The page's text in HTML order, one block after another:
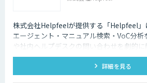
株式会社Helpfeelが提供する「Helpfeel」
エージェント・マニュアル検索・VoC分
や社内ヘルプデスクの問い合わせを劇的
テムです。特許技術と手厚い伴走支援で
詳細を見る